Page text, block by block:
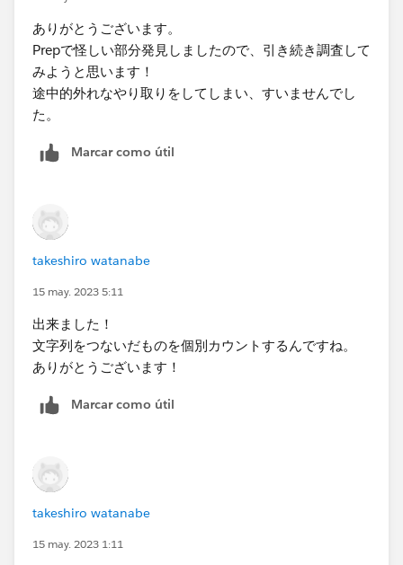
ありがとうございます。
Prepで怪しい部分発見しましたので、引き続き調査して
みようと思います！
途中的外れなやり取りをしてしまい、すいませんでし
た。​
Marcar como útil
takeshiro watanabe
15 may. 2023 5:11
出来ました！
文字列をつないだものを個別カウントするんですね。
ありがとうございます！
Marcar como útil
takeshiro watanabe
15 may. 2023 1:11